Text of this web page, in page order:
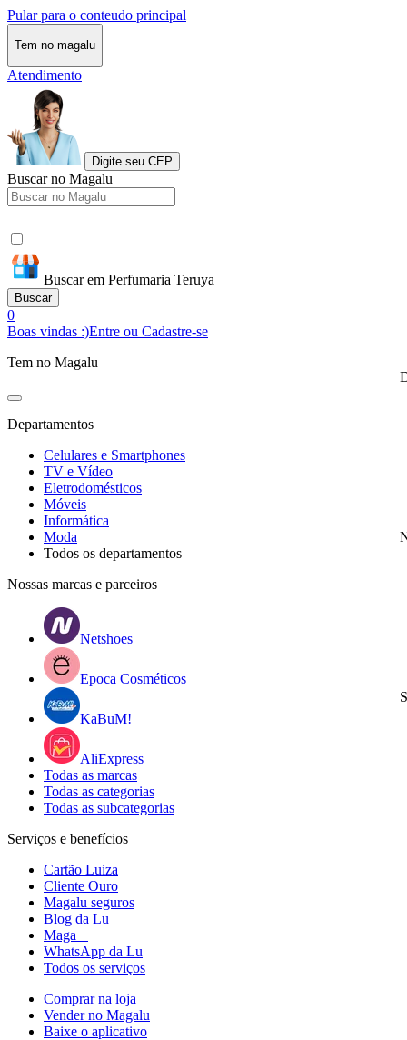
Pular para o conteudo principal
Tem no magalu
Atendimento
Digite seu CEP
Buscar no Magalu
Buscar em Perfumaria Teruya
Buscar
0
Boas vindas :)Entre ou Cadastre-se
Tem no Magalu
Departamentos
Celulares e Smartphones
TV e Vídeo
Eletrodomésticos
Móveis
Informática
Moda
Todos os departamentos
Nossas marcas e parceiros
Netshoes
Epoca Cosméticos
KaBuM!
AliExpress
Todas as marcas
Todas as categorias
Todas as subcategorias
Serviços e benefícios
Cartão Luiza
Cliente Ouro
Magalu seguros
Blog da Lu
Maga +
WhatsApp da Lu
Todos os serviços
Comprar na loja
Vender no Magalu
Baixe o aplicativo